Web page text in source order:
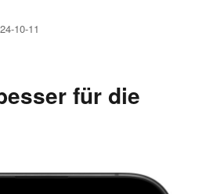
10-11
für die